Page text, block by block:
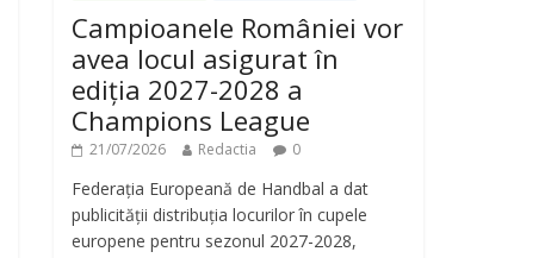
Campioanele României vor
avea locul asigurat în
ediția 2027-2028 a
Champions League
21/07/2026 Redactia 0
Federația Europeană de Handbal a dat
publicității distribuția locurilor în cupele
europene pentru sezonul 2027-2028,